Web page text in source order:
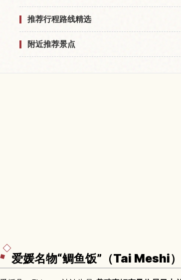
推荐行程路线精选
附近推荐景点
爱媛名物“鲷鱼饭”（Tai Meshi